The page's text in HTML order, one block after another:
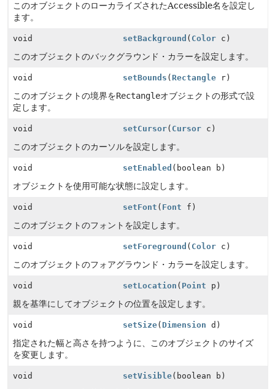
このオブジェクトのローカライズされたAccessible名を設定し
ます。
void setBackground ( Color c)
このオブジェクトのバックグラウンド・カラーを設定します。
void setBounds (Rectangle r)
このオブジェクトの境界をRectangleオブジェクトの形式で設
定します。
void setCursor( Cursor c)
このオブジェクトのカーソルを設定します。
void setEnabled (boolean b)
オブジェクトを使用可能な状態に設定します。
void setFont ( Font f)
このオブジェクトのフォントを設定します。
void setForeground ( Color c)
このオブジェクトのフォアグラウンド・カラーを設定します。
void setLocation ( Point p)
親を基準にしてオブジェクトの位置を設定します。
void setSize(Dimension d)
指定された幅と高さを持つように、このオブジェクトのサイズ
を変更します。
void setVisible(boolean b)